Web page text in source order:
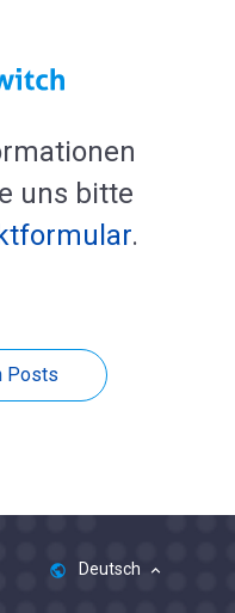
uns bitte
.
Posts
public Deutsch keyboard_arrow_up